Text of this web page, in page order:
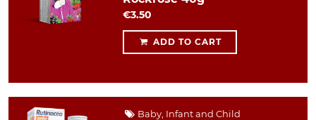
€3.50
ADD TO CART
Baby, Infant and Child